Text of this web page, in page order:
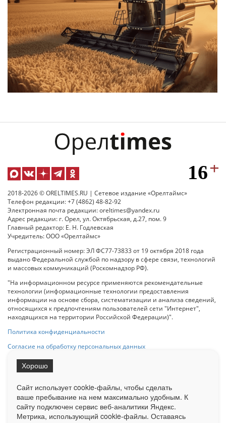
2018-2026 © ORELTIMES.RU | Сетевое издание «Орелтаймс»
Телефон редакции: +7 (4862) 48-82-92
Электронная почта редакции: oreltimes@yandex.ru
Адрес редакции: г. Орел, ул. Октябрьская, д.27, пом. 9
Главный редактор: Е. Н. Годлевская
Учредитель: ООО «Орелтаймс»
Регистрационный номер: ЭЛ ФС77-73833 от 19 октября 2018 года
выдано Федеральной службой по надзору в сфере связи, технологий
и массовых коммуникаций (Роскомнадзор РФ).
"На информационном ресурсе применяются рекомендательные
технологии (информационные технологии предоставления
информации на основе сбора, систематизации и анализа сведений,
относящихся к предпочтениям пользователей сети "Интернет",
находящихся на территории Российской Федерации)".
Политика конфиденциальности
Согласие на обработку персональных данных
на Сетевое издание «ОрелТаймс» обязательна.
Ограниченная статистика посещаемости доступна на сайте
Liveinternet.ru . Подробная статистика для рекламодателей по запросу
Сайт использует cookie-файлы, чтобы сделать
ваше пребывание на нем максимально удобным. К
cайту подключен сервис веб-аналитики Яндекс.
Метрика, использующий cookie-файлы. Оставаясь
Хорошо